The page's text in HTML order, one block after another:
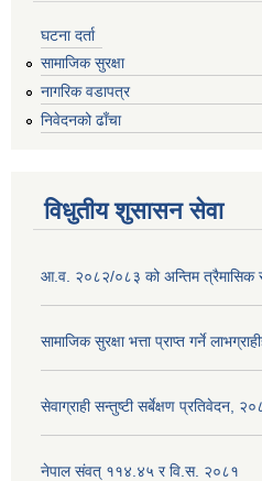
घटना दर्ता
सामाजिक सुरक्षा
नागरिक वडापत्र
निवेदनको ढाँचा
विधुतीय शुसासन सेवा
आ.व. २०८२/०८३ को अन्तिम त्रैमासिक
सामाजिक सुरक्षा भत्ता प्राप्त गर्ने
सेवाग्राही सन्तुष्टी सर्बेक्षण प्रतिवेदन,
नेपाल संवत् ११४.४५ र वि.स. २०८१